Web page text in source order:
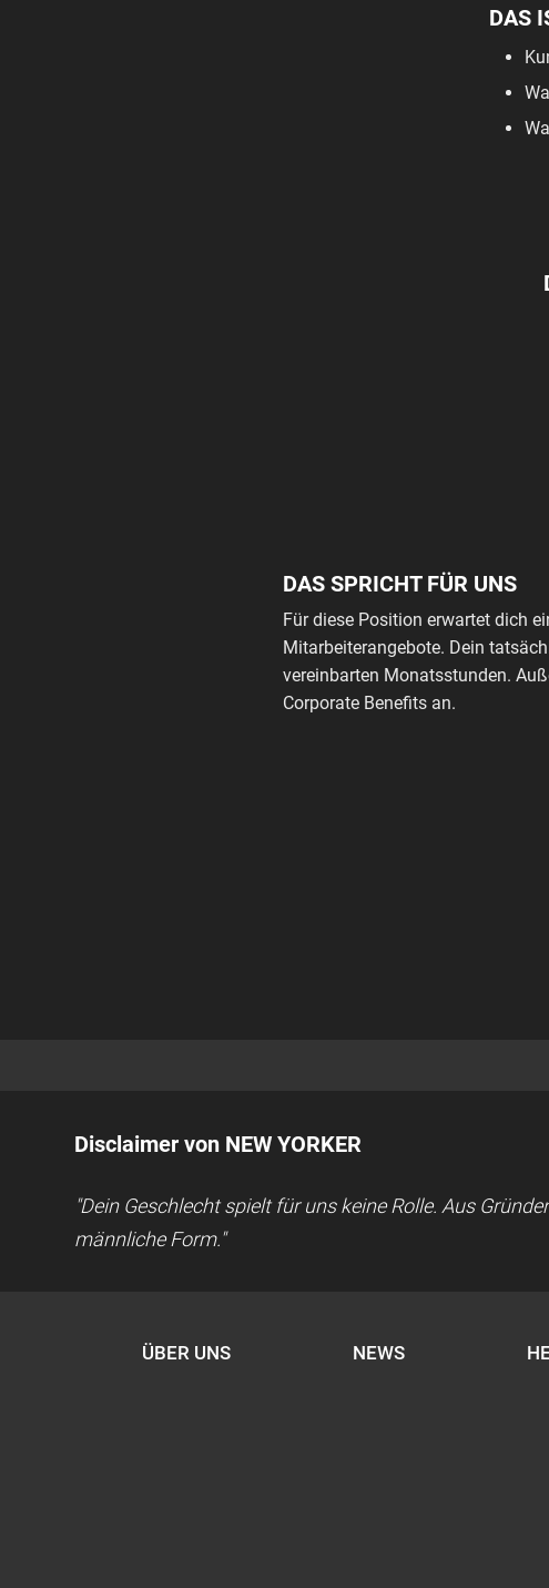
DAS
DAS SPRICHT FÜR UNS
Für diese Position erwartet dich
Mitarbeiterangebote. Dein
vereinbarten Monatsstunden.
Corporate Benefits an.
Disclaimer von NEW YORKER
"Dein Geschlecht spielt für uns keine Rolle. Aus
männliche Form."
ÜBER UNS NEWS